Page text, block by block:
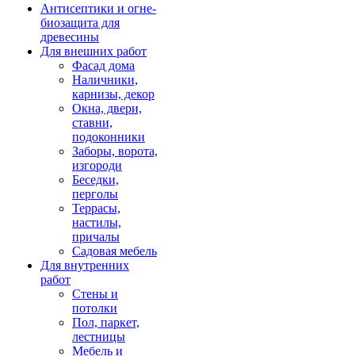
Антисептики и огне-
биозащита для
древесины
Для внешних работ
Фасад дома
Наличники,
карнизы, декор
Окна, двери,
ставни,
подоконники
Заборы, ворота,
изгороди
Беседки,
перголы
Террасы,
настилы,
причалы
Садовая мебель
Для внутренних
работ
Стены и
потолки
Пол, паркет,
лестницы
Мебель и